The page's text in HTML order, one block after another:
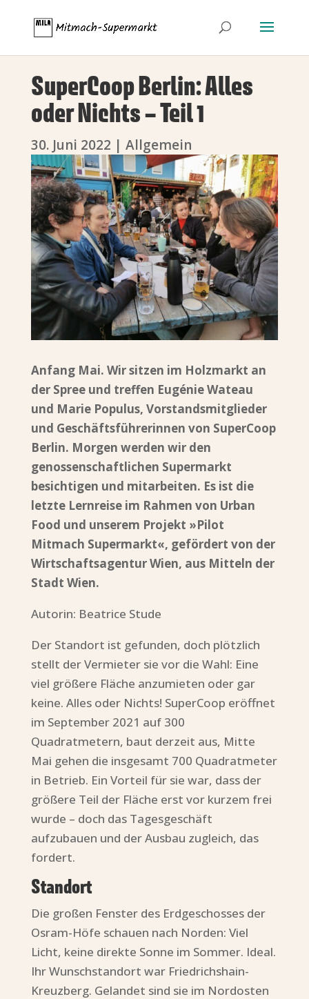
SuperCoop Berlin: Alles
oder Nichts – Teil 1
30. Juni 2022 | Allgemein
Anfang Mai. Wir sitzen im Holzmarkt an
der Spree und treffen Eugénie Wateau
und Marie Populus, Vorstandsmitglieder
und Geschäftsführerinnen von SuperCoop
Berlin. Morgen werden wir den
genossenschaftlichen Supermarkt
besichtigen und mitarbeiten. Es ist die
letzte Lernreise im Rahmen von Urban
Food und unserem Projekt »Pilot
Mitmach Supermarkt«, gefördert von der
Wirtschaftsagentur Wien, aus Mitteln der
Stadt Wien.
Autorin: Beatrice Stude
Der Standort ist gefunden, doch plötzlich
stellt der Vermieter sie vor die Wahl: Eine
viel größere Fläche anzumieten oder gar
keine. Alles oder Nichts! SuperCoop eröffnet
im September 2021 auf 300
Quadratmetern, baut derzeit aus, Mitte
Mai gehen die insgesamt 700 Quadratmeter
in Betrieb. Ein Vorteil für sie war, dass der
größere Teil der Fläche erst vor kurzem frei
wurde – doch das Tagesgeschäft
aufzubauen und der Ausbau zugleich, das
fordert.
Standort
Die großen Fenster des Erdgeschosses der
Osram-Höfe schauen nach Norden: Viel
Licht, keine direkte Sonne im Sommer. Ideal.
Ihr Wunschstandort war Friedrichshain-
Kreuzberg. Gelandet sind sie im Nordosten